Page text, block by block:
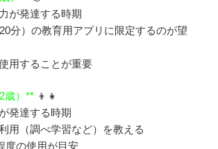
が発達する時期
分）の教育用アプリに限定するのが望
用することが重要
歳）** 👦👧
発達する時期
用（調べ学習など）を教える
度の使用が目安